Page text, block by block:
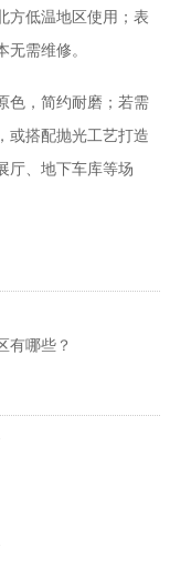
方低温地区使用；表
需维修。
色，简约耐磨；若需
或搭配抛光工艺打造
厅、地下车库等场
有哪些？